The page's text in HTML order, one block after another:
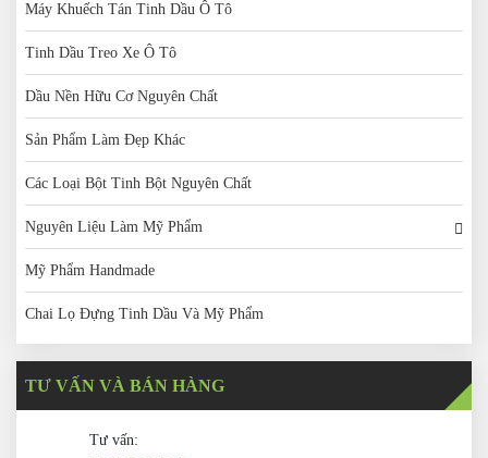
Máy Khuếch Tán Tinh Dầu Ô Tô
Tinh Dầu Treo Xe Ô Tô
Dầu Nền Hữu Cơ Nguyên Chất
Sản Phẩm Làm Đẹp Khác
Các Loại Bột Tinh Bột Nguyên Chất
Nguyên Liệu Làm Mỹ Phẩm
Mỹ Phẩm Handmade
Chai Lọ Đựng Tinh Dầu Và Mỹ Phẩm
TƯ VẤN VÀ BÁN HÀNG
Tư vấn: